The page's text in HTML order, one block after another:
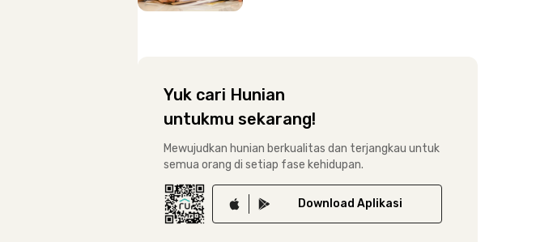
Yuk cari Hunian
untukmu sekarang!
Mewujudkan hunian berkualitas dan terjangkau untuk
semua orang di setiap fase kehidupan.
Download Aplikasi